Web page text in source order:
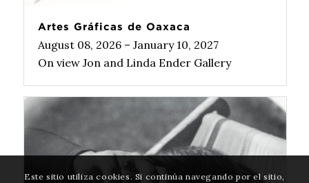
Artes Gráficas de Oaxaca
August 08, 2026 – January 10, 2027
On view Jon and Linda Ender Gallery
Este sitio utiliza cookies. Si continúa navegando por el sitio,